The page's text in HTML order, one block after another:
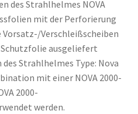
des Strahlhelmes NOVA
mit der Perforierung
Vorsatz-/Verschleißscheiben
ausgeliefert
Strahlhelmes Type: Nova
mit einer NOVA 2000-
2000-
werden.